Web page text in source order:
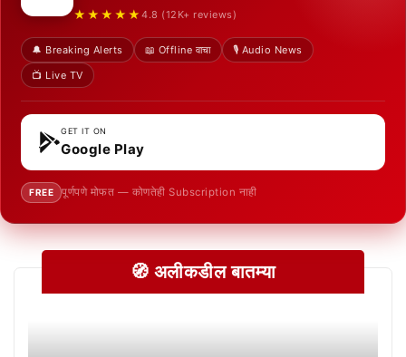
★★★★★ 4.8 (12K+ reviews)
🔔 Breaking Alerts 📖 Offline वाचा
🎙️ Audio News
📺 Live TV
GET IT ON
Google Play
FREE पूर्णपणे मोफत — कोणतेही Subscription नाही
🧭 अलीकडील बातम्या